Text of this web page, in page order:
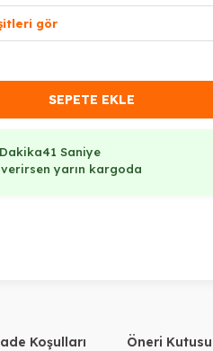
gör
SEPETE EKLE
40 Saniye
yarın kargoda
Koşulları Öneri Kutusu